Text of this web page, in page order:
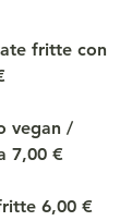
fritte con
vegan /
7,00 €
6,00 €